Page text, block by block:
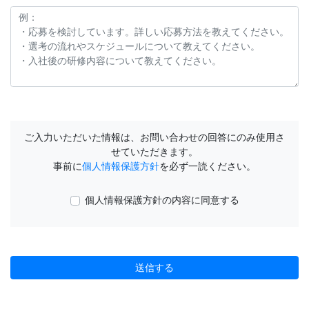
ご入力いただいた情報は、お問い合わせの回答にのみ使用さ
せていただきます。
事前に個人情報保護方針を必ず一読ください。
個人情報保護方針の内容に同意する
送信する